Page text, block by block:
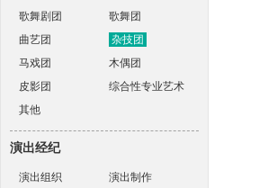
歌舞剧团
歌舞团
曲艺团
杂技团
马戏团
木偶团
皮影团
综合性专业艺术
其他
演出经纪
演出组织
演出制作